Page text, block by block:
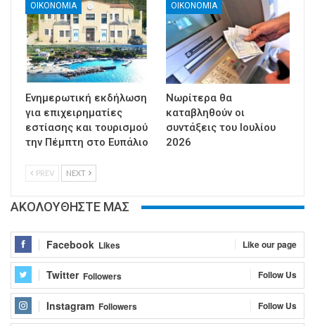
ΟΙΚΟΝΟΜΙΑ
Ενημερωτική εκδήλωση
για επιχειρηματίες
εστίασης και τουρισμού
την Πέμπτη στο Ευπάλιο
ΟΙΚΟΝΟΜΙΑ
Νωρίτερα θα
καταβληθούν οι
συντάξεις του Ιουλίου
2026
PREV NEXT
ΑΚΟΛΟΥΘΗΣΤΕ ΜΑΣ
Facebook Likes Like our page
Twitter Followers Follow Us
Instagram Followers Follow Us